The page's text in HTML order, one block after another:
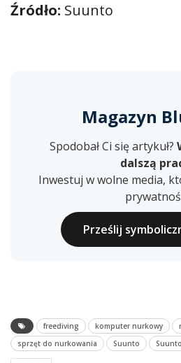
Źródło: Suunto
Magazyn
Spodobał Ci się artykuł?
dalszą
Inwestuj w wolne media,
Prześlij
freediving komputer nurkowy
sprzęt do nurkowania
Suunto